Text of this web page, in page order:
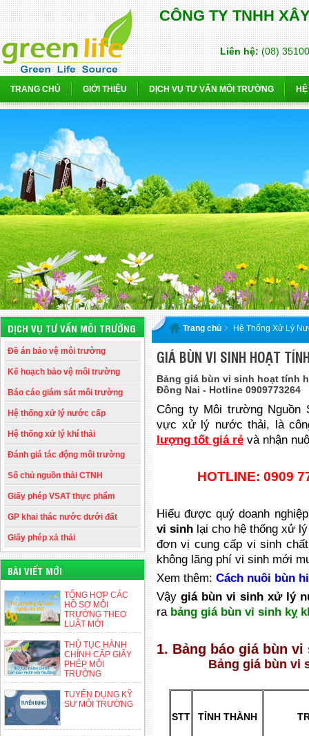
CÔNG TY TNHH
Liên hệ:(08)
TRANG CHỦ GIỚI THIỆU DỊCH VỤ TƯ VẤN MÔI TRƯỜNG
DỊCH VỤ TƯ VẤN MÔI TRƯỜNG
Đề án bảo vệ môi trường
Kế hoạch bảo vệ môi trường
Báo cáo giám sát môi trường
Hệ thống xử lý nước cấp
Hệ thống xử lý khí thải
Đánh giá tác động môi trường
Số chủ nguồn thải CTNH
Giấy phép VSAT thực phẩm
GP khai thác nước dưới đất
Giấy phép xả thải
BÀI VIẾT MỚI
TỔNG HỢP CÁC
HỒ SƠ MÔI
TRƯỜNG THEO
LUẬT MỚI
THỦ TỤC HÀNH
CHÍNH CẤP GIẤY
PHÉP MÔI
TRƯỜNG
TUYỂN DỤNG KỸ
SƯ MÔI TRƯỜNG
Trang chủ Hệ Thống Xử Lý
GIÁ BÙN VI SINH HOẠT
Bảng giá bùn vi sinh hoạt tính
Đồng Nai - Hotline 0909773264
Công ty Môi trường Nguồn
vực xử lý nước thải, là
lượng tốt giá rẻ và nhận
HOTLINE: 0909
Hiểu được quý doanh
vi sinh lại cho hệ thống xử
đơn vị cung cấp vi sinh
không lãng phí vi sinh mới
Xem thêm: Cách nuôi bùn
Vậygiá bùn vi sinh xử lý
ra bảng giá bùn vi sinh kỵ
1. Bảng báo giá bùn
Bảng giá bùn vi
STT TỈNH THÀNH